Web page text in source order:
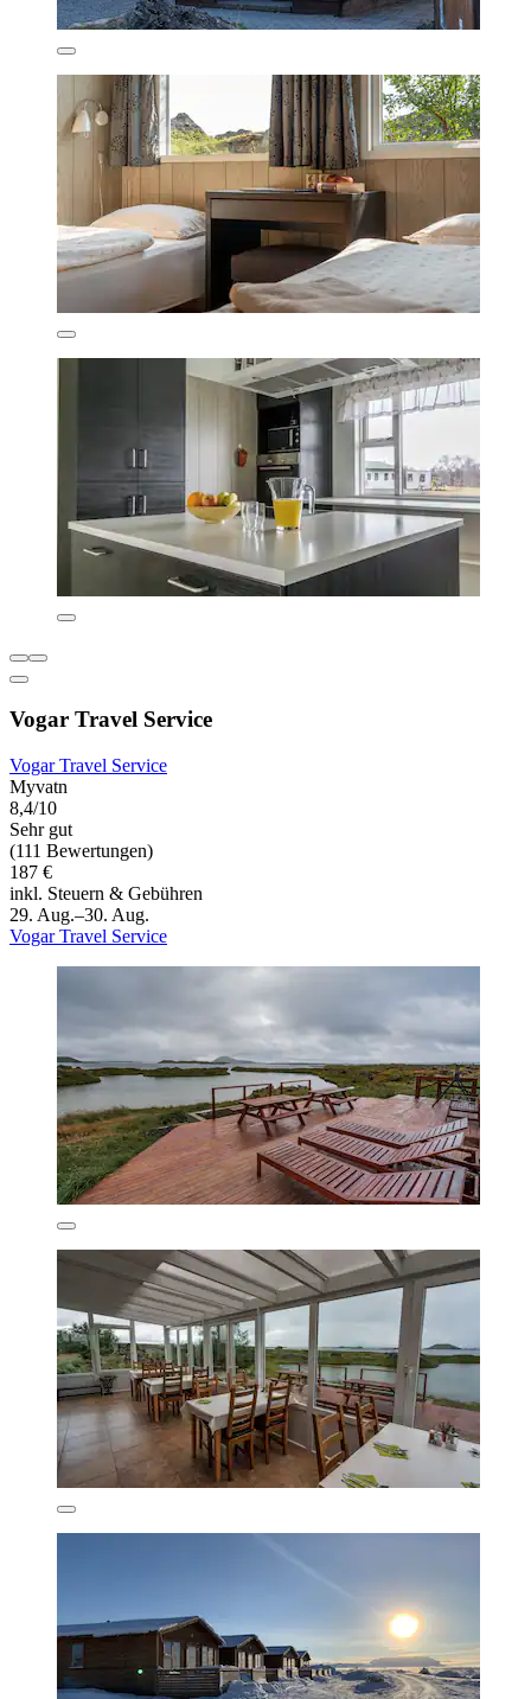
Vogar Travel Service
Vogar Travel Service
Myvatn
8,4/10
Sehr gut
(111 Bewertungen)
187 €
inkl. Steuern & Gebühren
29. Aug.–30. Aug.
Vogar Travel Service